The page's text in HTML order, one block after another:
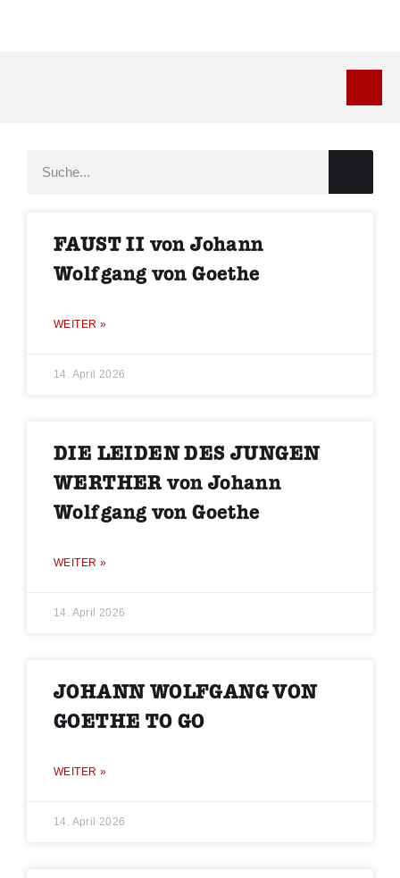
FAUST II von Johann
Wolfgang von Goethe
WEITER »
14. April 2026
DIE LEIDEN DES JUNGEN
WERTHER von Johann
Wolfgang von Goethe
WEITER »
14. April 2026
JOHANN WOLFGANG VON
GOETHE TO GO
WEITER »
14. April 2026